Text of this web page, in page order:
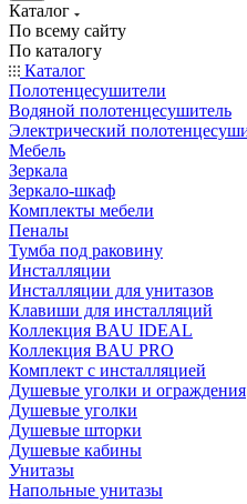
Каталог
По всему сайту
По каталогу
Каталог
Полотенцесушители
Водяной полотенцесушитель
Электрический
Мебель
Зеркала
Зеркало-шкаф
Комплекты мебели
Пеналы
Тумба под раковину
Инсталляции
Инсталляции для унитазов
Клавиши для инсталляций
Коллекция BAU IDEAL
Коллекция BAU PRO
Комплект с инсталляцией
Душевые уголки и ограждения
Душевые уголки
Душевые шторки
Душевые кабины
Унитазы
Напольные унитазы